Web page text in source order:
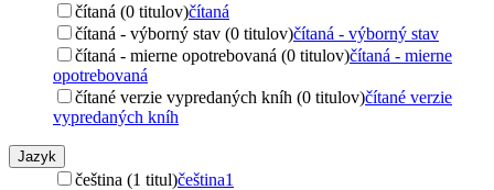
čítaná (0 titulov)čítaná
čítaná - výborný stav (0 titulov)čítaná - výborný stav
čítaná - mierne opotrebovaná (0 titulov)čítaná - mierne
opotrebovaná
čítané verzie vypredaných kníh (0 titulov)čítané verzie
vypredaných kníh
Jazyk
čeština (1 titul)čeština1